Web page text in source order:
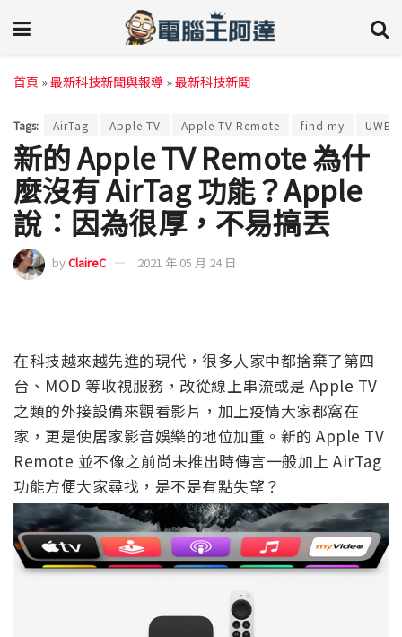
首頁 »最新科技新聞與報導 »最新科技新聞
Tags: AirTag Apple TV Apple TV Remote find my UWB
新的 Apple TV Remote 為什
麼沒有 AirTag 功能？Apple
說：因為很厚，不易搞丟
byClaireC 2021 年 05 月 24 日
在科技越來越先進的現代，很多人家中都捨棄了第四
台、MOD 等收視服務，改從線上串流或是 Apple TV
之類的外接設備來觀看影片，加上疫情大家都窩在
家，更是使居家影音娛樂的地位加重。新的 Apple TV
Remote 並不像之前尚未推出時傳言一般加上 AirTag
功能方便大家尋找，是不是有點失望？